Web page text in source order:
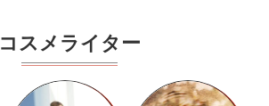
コスメライター